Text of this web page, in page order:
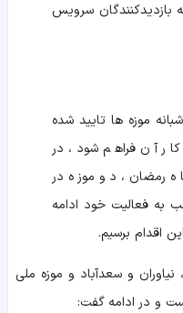
سرویس
موزه ها تایید شده
آن فراهم شود، در
رمضان، دو موزه در
پنج‌شنبه و جمعه تا ۹ شب به فعالیت خود ادامه
اقدام برسیم.
و سعدآباد و موزه ملی
و در ادامه گفت: